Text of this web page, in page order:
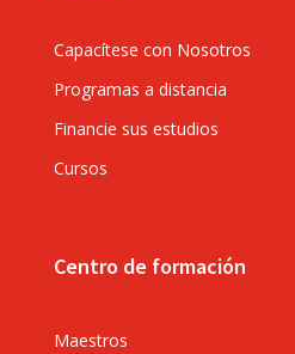
Capacítese con Nosotros
Programas a distancia
Financie sus estudios
Cursos
Centro de formación
Maestros